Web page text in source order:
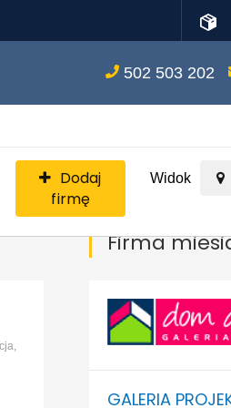
502 503 202
Dodaj
firmę
Widok
Firma
GALERIA